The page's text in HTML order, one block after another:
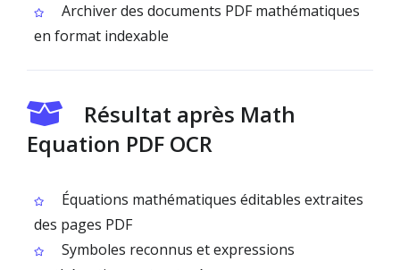
Archiver des documents PDF mathématiques
en format indexable
Résultat après Math
Equation PDF OCR
Équations mathématiques éditables extraites
des pages PDF
Symboles reconnus et expressions